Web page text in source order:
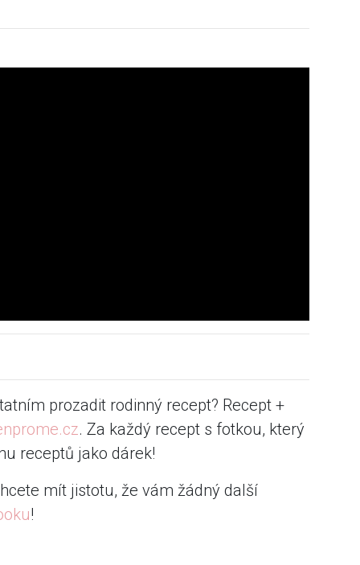
prozadit rodinný recept? Recept +
. Za každý recept s fotkou, který
receptů jako dárek!
mít jistotu, že vám žádný další
!